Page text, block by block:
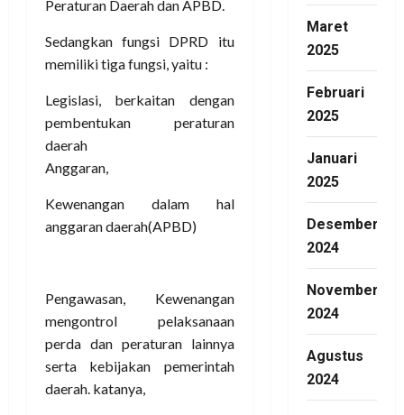
Kewenangan dalam hal
anggaran daerah(APBD)
Pengawasan, Kewenangan
mengontrol pelaksanaan
perda dan peraturan lainnya
serta kebijakan pemerintah
daerah. katanya,
Daerah
Dia mengatakan Membahas
dan memberikan persetujuan
rancangan peraturan daerah
Maret
2025
Februari
2025
Januari
2025
Desember
2024
November
2024
Agustus
2024